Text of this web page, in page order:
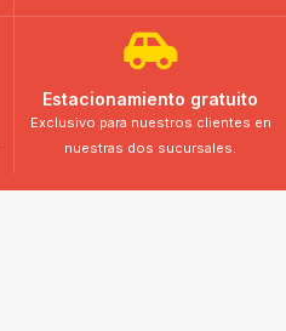
Estacionamiento gratuito
Exclusivo para nuestros clientes en
nuestras dos sucursales.